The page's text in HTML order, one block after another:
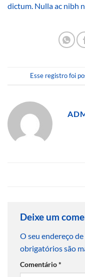
dictum. Nulla ac nibh
Esse registro foi
Deixe um
O seu endereço
obrigatórios são
Comentário*